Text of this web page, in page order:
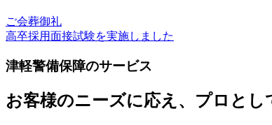
投
稿
ナ
ビ
ゲ
前
の
事
ご会葬御礼
次
記
高卒採用面接試験を実施しました
津軽警備保障のサービス
お客様のニーズに応え、プロとし